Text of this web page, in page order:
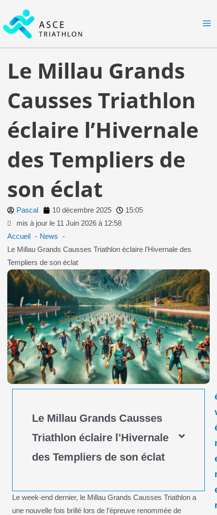
contenu
Le Millau Grands
Causses Triathlon
éclaire l’Hivernale
des Templiers de
son éclat
Pascal 10 décembre 2025
15:05
mis à jour le 11 Juin 2026 à 12:58
Accueil
News
Le Millau Grands Causses Triathlon éclaire l’Hivernale des
Templiers de son éclat
Le Millau Grands Causses
Triathlon éclaire l’Hivernale
des Templiers de son éclat
Le week-end dernier, le Millau Grands Causses Triathlon a
une nouvelle fois brillé lors de l’épreuve renommée de